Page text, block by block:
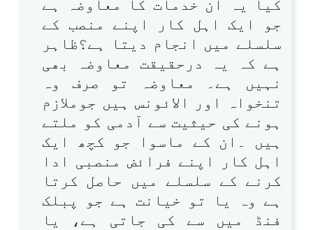
کیا یہ ان خدمات کا معاوضہ ہے
جو ایک اہل کار اپنے منصب کے
سلسلے میں انجام دیتا ہے؟ظاہر
ہے کہ یہ درحقیقت معاوضہ بھی
نہیں ہے۔ معاوضہ تو صرف وہ
تنخواہ اور الائونس ہیں جوملازم
ہونے کی حیثیت سے آدمی کو ملتے
ہیں ۔ان کے ماسوا جو کچھ ایک
اہل کار اپنے فرائض منصبی ادا
کرنے کے سلسلے میں حاصل کرتا
ہے وہ یا تو خیانت ہے جو پبلک
فنڈ میں سے کی جاتی ہے، یا